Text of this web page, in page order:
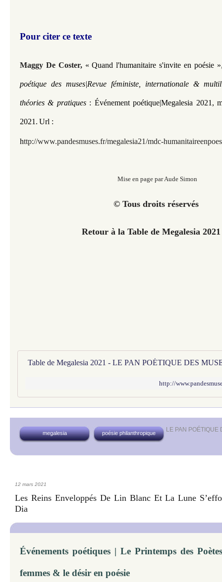
Pour citer ce texte
Maggy De Coster, « Quand l'humanitaire s'invite en poésie »
poétique des muses|Revue féministe, internationale &
théories & pratiques : Événement poétique|Megalesia 2021 ,
2021. Url :
http://www.pandesmuses.fr/megalesia21/mdc-
Mise en page par Aude Simon
© Tous droits réservés
Retour à la Table de Megalesia
Table de Megalesia 2021 - LE PAN POÉTIQUE DES
http://
LE PAN POÉTIQUE
megalesia poésie philanthropique
12 mars 2021
Les Reins Enveloppés De Lin Blanc Et La Lune
Dia
Événements poétiques | Le Printemps des
femmes & le désir en poésie